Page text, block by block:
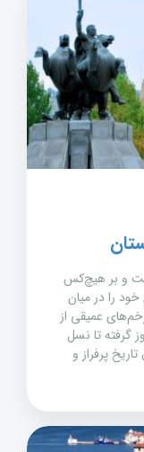
و بر هیچ‌کس
را در میان
عمیقی از
گرفته تا نسل
پرفراز و